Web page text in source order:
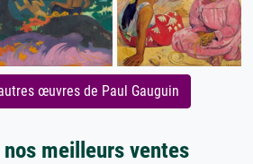
œuvres de Paul Gauguin
meilleurs ventes